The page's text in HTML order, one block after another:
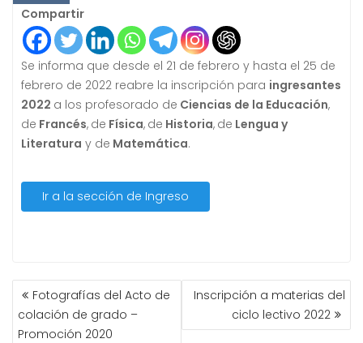
Compartir
Se informa que desde el 21 de febrero y hasta el 25 de
febrero de 2022 reabre la inscripción para ingresantes
2022 a los profesorado de Ciencias de la Educación,
de Francés, de Física, de Historia, de Lengua y
Literatura y de Matemática.
Ir a la sección de Ingreso
NAVEGACIÓN
DE
ENTRADAS
Fotografías del Acto de
colación de grado –
Promoción 2020
Inscripción a materias del
ciclo lectivo 2022